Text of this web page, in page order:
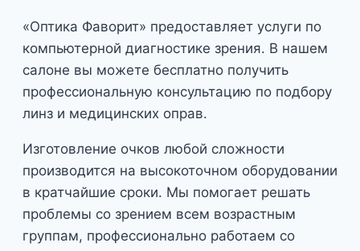
«Оптика Фаворит» предоставляет услуги по
компьютерной диагностике зрения. В нашем
салоне вы можете бесплатно получить
профессиональную консультацию по подбору
линз и медицинских оправ.
Изготовление очков любой сложности
производится на высокоточном оборудовании
в кратчайшие сроки. Мы помогает решать
проблемы со зрением всем возрастным
группам, профессионально работаем со